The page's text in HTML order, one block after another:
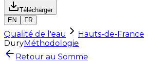
Télécharger
EN
FR
Qualité de l'eau Hauts-de-France
DuryMéthodologie
Retour au Somme